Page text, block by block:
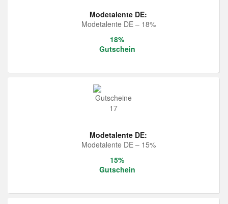
Modetalente DE:
Modetalente DE – 18%
18%
Gutschein
Modetalente DE:
Modetalente DE – 15%
15%
Gutschein